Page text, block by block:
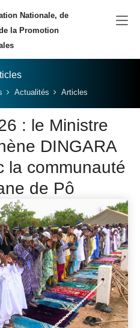
Nationale, de
la Promotion
Actualités Articles
: le Ministre
DINGARA
la communauté
de Pô